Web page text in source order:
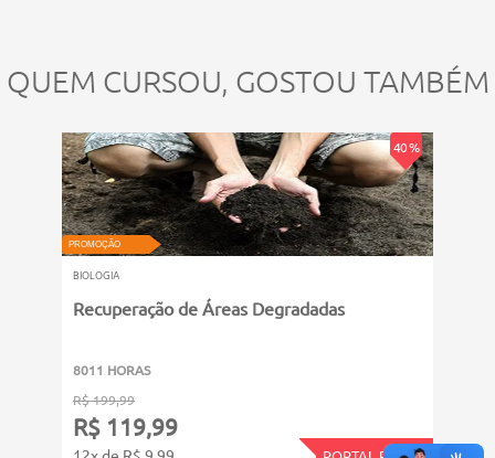
QUEM CURSOU, GOSTOU TAMBÉM
40 %
PROMOÇÃO
BIOLOGIA
Recuperação de Áreas Degradadas
8011 HORAS
R$ 199,99
R$ 119,99